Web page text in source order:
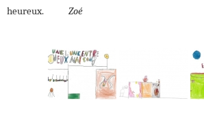
heureux. Zoé